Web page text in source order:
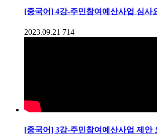
[중국어] 4강-주민참여예산사업 심사
2023.09.21 714
[중국어] 3강-주민참여예산사업 제안